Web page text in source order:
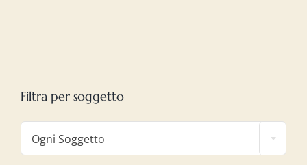
Filtra per soggetto
Ogni Soggetto